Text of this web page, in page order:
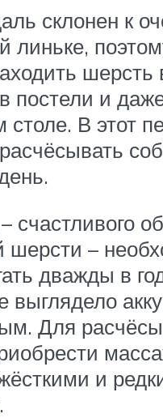
склонен к
линьке,
шерсть
постели и
столе. В этот
счастливого
шерсти –
дважды в
выглядело
Для
и